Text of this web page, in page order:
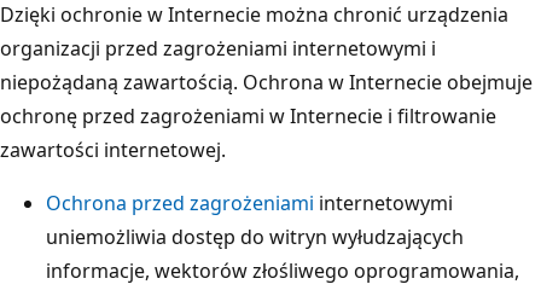
Dzięki ochronie w Internecie można chronić urządzenia
organizacji przed zagrożeniami internetowymi i
niepożądaną zawartością. Ochrona w Internecie obejmuje
ochronę przed zagrożeniami w Internecie i filtrowanie
zawartości internetowej.
Ochrona przed zagrożeniami internetowymi
uniemożliwia dostęp do witryn wyłudzających
informacje, wektorów złośliwego oprogramowania,